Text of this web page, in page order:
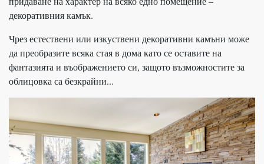
декоративния камък.
Чрез естествени или изкуствени декоративни камъни може
да преобразите всяка стая в дома като се оставите на
фантазията и въображението си, защото възможностите за
облицовка са безкрайни...